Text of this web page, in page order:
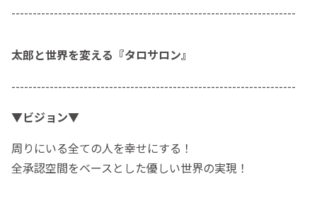
-------------------------------------------------------------------
太郎と世界を変える『タロサロン』
-------------------------------------------------------------------
▼ビジョン▼
周りにいる全ての人を幸せにする！
全承認空間をベースとした優しい世界の実現！